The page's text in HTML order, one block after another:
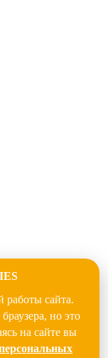
работы сайта.
но это
на сайте вы